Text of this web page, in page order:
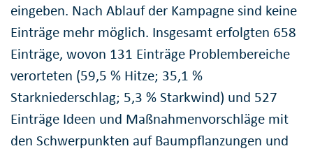
eingeben. Nach Ablauf der Kampagne sind keine
Einträge mehr möglich. Insgesamt erfolgten 658
Einträge, wovon 131 Einträge Problembereiche
verorteten (59,5 % Hitze; 35,1 %
Starkniederschlag; 5,3 % Starkwind) und 527
Einträge Ideen und Maßnahmenvorschläge mit
den Schwerpunkten auf Baumpflanzungen und